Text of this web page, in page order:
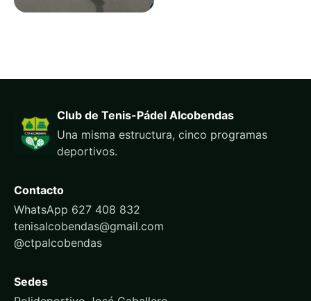
Club de Tenis-Pádel Alcobendas
Una misma estructura, cinco programas
deportivos.
Contacto
WhatsApp 627 408 832
tenisalcobendas@gmail.com
@ctpalcobendas
Sedes